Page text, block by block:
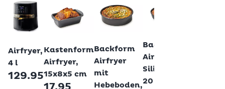
Airfryer,
4 l
129.95
Kastenform
Airfryer,
15x8x5 cm
Backform
Airfryer
mit
Hebeboden,
Backform
Airfryer,
Silikon,
20 cm